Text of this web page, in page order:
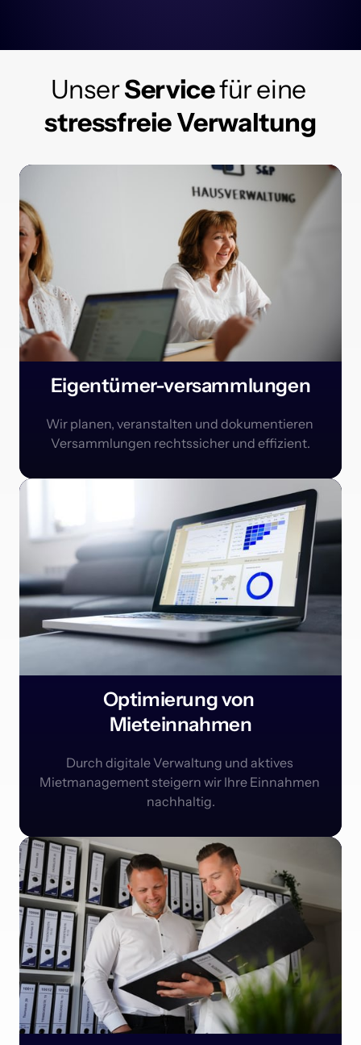
UnserServicefür
stressfreie Verwaltung
Eigentümer-versammlungen
Wir planen, veranstalten und dokumentieren
Versammlungen rechtssicher und effizient.
Optimierung von
Mieteinnahmen
Durch digitale Verwaltung und aktives
Mietmanagement steigern wir Ihre Einnahmen
nachhaltig.